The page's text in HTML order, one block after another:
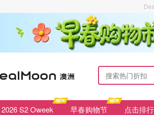
2026 S2 Oweek 早春购物节 点击排行